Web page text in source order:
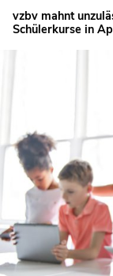
vzbv mahnt
Schülerkurse in